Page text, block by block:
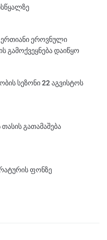
ერთიანი ეროვნული
გამოქვეყნება დაიწყო
სეზონი 22 აგვისტოს
გათამაშება
ფონზე